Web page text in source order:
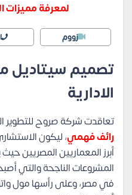
لمعرفة مميزات
زووم
تصميم سيتاديل
الادارية
تعاقدت شركة صروح للتطوير
رائف فهمي، ليكون
أبرز المعماريين المصريين
المشروعات الناجحة والتي
في مصر، وعلى رأسها مول